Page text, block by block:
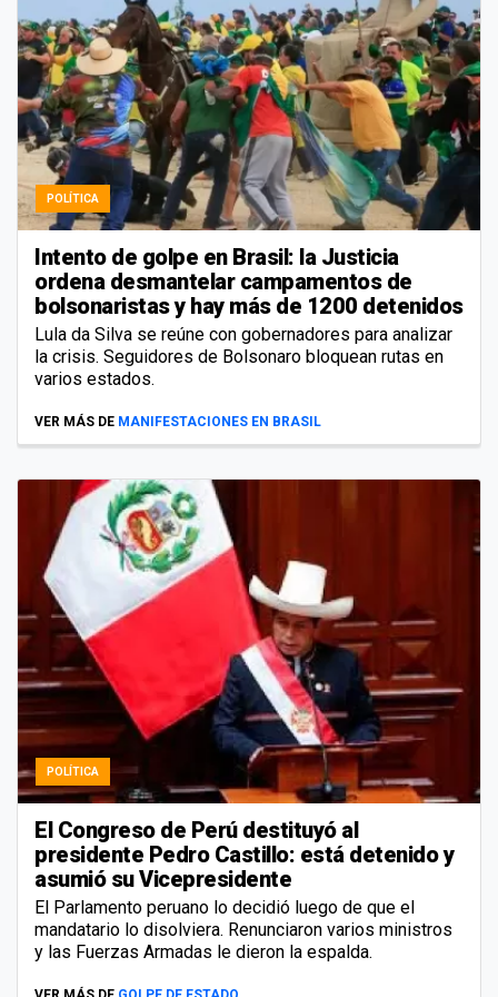
POLÍTICA
Intento de golpe en Brasil: la Justicia
ordena desmantelar campamentos de
bolsonaristas y hay más de 1200 detenidos
Lula da Silva se reúne con gobernadores para analizar
la crisis. Seguidores de Bolsonaro bloquean rutas en
varios estados.
VER MÁS DE MANIFESTACIONES EN BRASIL
POLÍTICA
El Congreso de Perú destituyó al
presidente Pedro Castillo: está detenido y
asumió su Vicepresidente
El Parlamento peruano lo decidió luego de que el
mandatario lo disolviera. Renunciaron varios ministros
y las Fuerzas Armadas le dieron la espalda.